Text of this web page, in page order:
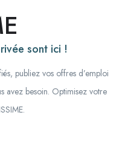
sont ici !
publiez vos offres d’emploi
avez besoin. Optimisez votre